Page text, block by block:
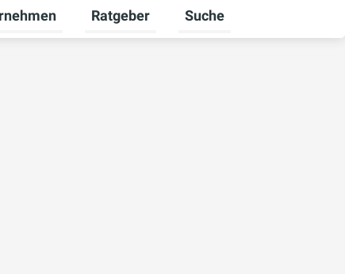
umschalten
für Karriere umschalten
Untermenü für Unternehmen umschalten
Ratgeber
Untermenü für Ratgeber
Suche